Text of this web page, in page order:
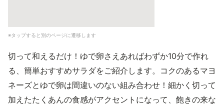
※タップすると別のページに遷移します
切って和えるだけ！ゆで卵さえあればわずか10分で作れ
る、簡単おすすめサラダをご紹介します。コクのあるマヨ
ネーズとゆで卵は間違いのない組み合わせ！細かく切って
加えたたくあんの食感がアクセントになって、飽きの来な